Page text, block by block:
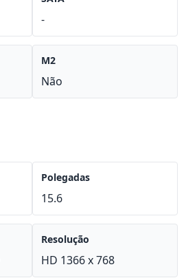
-
M2
Não
Polegadas
15.6
Resolução
HD 1366 x 768